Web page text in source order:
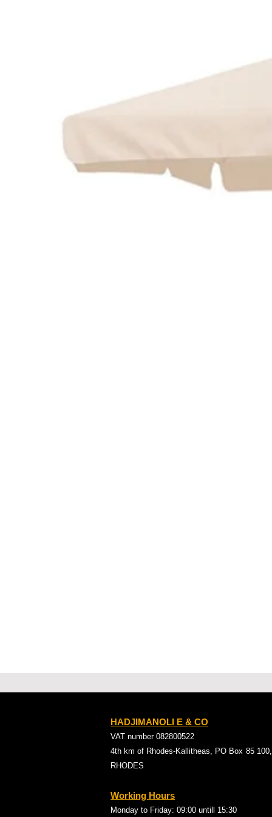
HADJIMANOLI E & CO
VAT number 082800522
4th km of Rhodes-Kallitheas, PO Box 85 100,
RHODES
Working Hours
Monday to Friday: 09:00 untill 15:30